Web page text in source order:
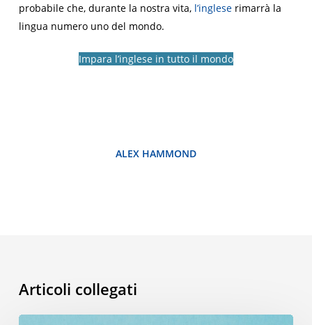
probabile che, durante la nostra vita, l’ingleserimarrà la
lingua numero uno del mondo.
Impara l’inglese in tutto il mondo
ALEX HAMMOND
Articoli collegati